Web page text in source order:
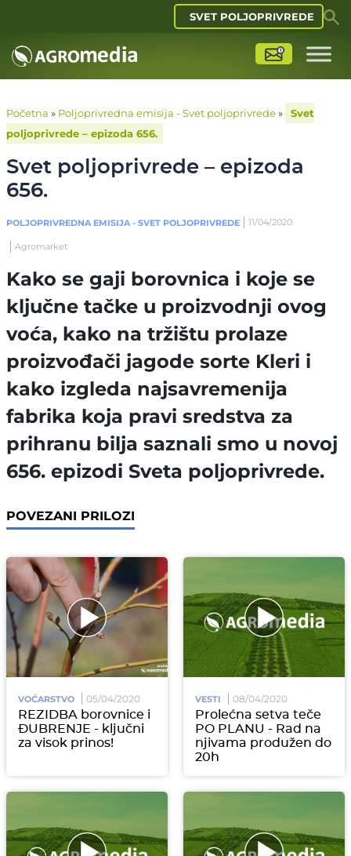
SVET POLJOPRIVREDE
Početna » Poljoprivredna emisija - Svet poljoprivrede»
Svet
poljoprivrede – epizoda 656.
Svet poljoprivrede – epizoda
656.
POLJOPRIVREDNA EMISIJA - SVET POLJOPRIVREDE 11/04/2020
Agromarket
Kako se gaji borovnica i koje se
ključne tačke u proizvodnji ovog
voća, kako na tržištu prolaze
proizvođači jagode sorte Kleri i
kako izgleda najsavremenija
fabrika koja pravi sredstva za
prihranu bilja saznali smo u novoj
656. epizodi Sveta poljoprivrede.
POVEZANI PRILOZI
VOĆARSTVO 05/04/2020
REZIDBA borovnice i
ĐUBRENJE - ključni
za visok prinos!
VESTI 08/04/2020
Prolećna setva teče
PO PLANU - Rad na
njivama produžen do
20h